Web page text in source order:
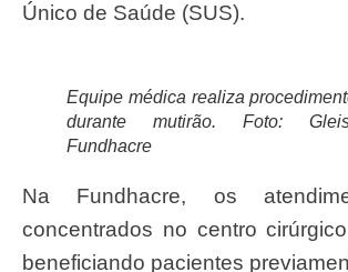
Único de Saúde (SUS).
Equipe médica realiza
durante mutirão. Foto:
Fundhacre
Na Fundhacre, os atendimentos foram
concentrados no centro
beneficiando pacientes